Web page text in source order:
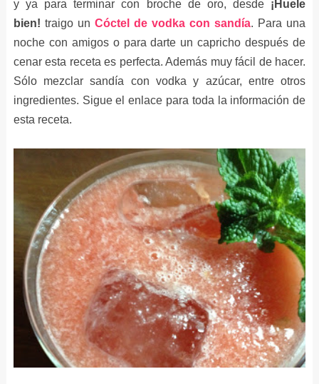
y ya para terminar con broche de oro, desde ¡Huele
bien! traigo un Cóctel de vodka con sandía. Para una
noche con amigos o para darte un capricho después de
cenar esta receta es perfecta. Además muy fácil de hacer.
Sólo mezclar sandía con vodka y azúcar, entre otros
ingredientes. Sigue el enlace para toda la información de
esta receta.